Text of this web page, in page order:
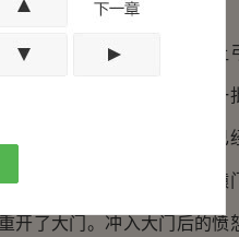
向敌人的大营前进，并让
止其前进，刀盾兵一批一
上。到达辕门时，一万人已
反击，企图阻止他们攻破辕
开了大门。冲入大门后的愤